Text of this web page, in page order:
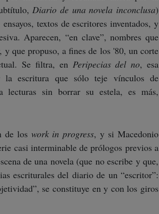
Diario de una novela inconclusa)
textos de escritores inventados, y
Aparecen, “en clave”, nombres que
que propuso, a fines de los '80, un corte
Se filtra, en Peripecias del no, esa
escritura que sólo teje vínculos de
lecturas sin borrar su estela, es más,
de los work in progress, y si Macedonio
casi interminable de prólogos previos a
de una novela (que no escribe y que,
escriturales del diario de un “escritor”:
se constituye en y con los giros